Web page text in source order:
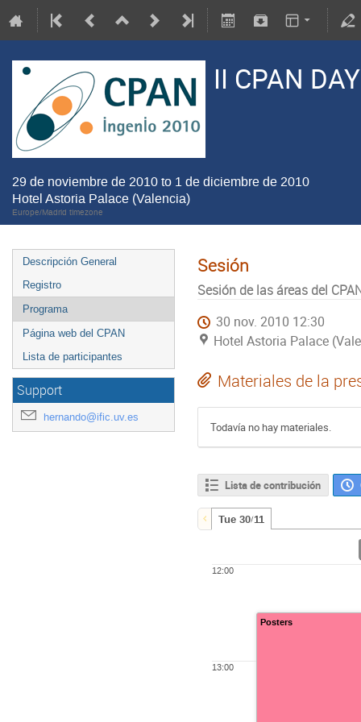
II CPAN
29 de noviembre de 2010 to 1 de diciembre de 2010
Hotel Astoria Palace (Valencia)
Europe/Madrid timezone
Descripción General
Registro
Programa
Página web del CPAN
Lista de participantes
Support
hernando@ific.uv.es
Sesión
Sesión de las áreas del
30 nov. 2010 12:30
Hotel Astoria Palace
Materiales de la
Todavía no hay materiales.
Lista de contribución
Tue 30/11
12:00
13:00
Posters